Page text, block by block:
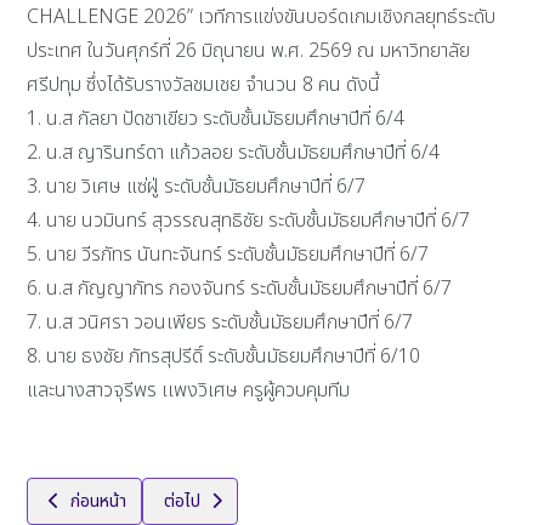
CHALLENGE 2026” เวทีการแข่งขันบอร์ดเกมเชิงกลยุทธ์ระดับ
ประเทศ ในวันศุกร์ที่ 26 มิถุนายน พ.ศ. 2569 ณ มหาวิทยาลัย
ศรีปทุม ซึ่งได้รับรางวัลชมเชย จำนวน 8 คน ดังนี้
1. น.ส กัลยา ปัดชาเขียว ระดับชั้นมัธยมศึกษาปีที่ 6/4
2. น.ส ญารินทร์ดา แก้วลอย ระดับชั้นมัธยมศึกษาปีที่ 6/4
3. นาย วิเศษ แซ่ฝู่ ระดับชั้นมัธยมศึกษาปีที่ 6/7
4. นาย นวมินทร์ สุวรรณสุทธิชัย ระดับชั้นมัธยมศึกษาปีที่ 6/7
5. นาย วีรภัทร นันทะจันทร์ ระดับชั้นมัธยมศึกษาปีที่ 6/7
6. น.ส กัญญาภัทร กองจันทร์ ระดับชั้นมัธยมศึกษาปีที่ 6/7
7. น.ส วนิศรา วอนเพียร ระดับชั้นมัธยมศึกษาปีที่ 6/7
8. นาย ธงชัย ภัทรสุปรีดิ์ ระดับชั้นมัธยมศึกษาปีที่ 6/10
และนางสาวจุรีพร เเพงวิเศษ ครูผู้ควบคุมทีม
เนื้อหาก่อนหน้า: แข่งขันโครงการ “SPU BOARDGAME CHALLENGE
ก่อนหน้า เนื้อหาถัดไป: รางวัลชนะเลิศ การแข่งขันหุ่นยนต์ยุวชนชิง
ต่อไป